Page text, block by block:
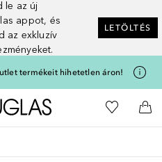
le az új
appot, és
az exkluzív
LETÖLTÉS
termékeit hihetetlen áron!
A Douglas Főoldalra
A